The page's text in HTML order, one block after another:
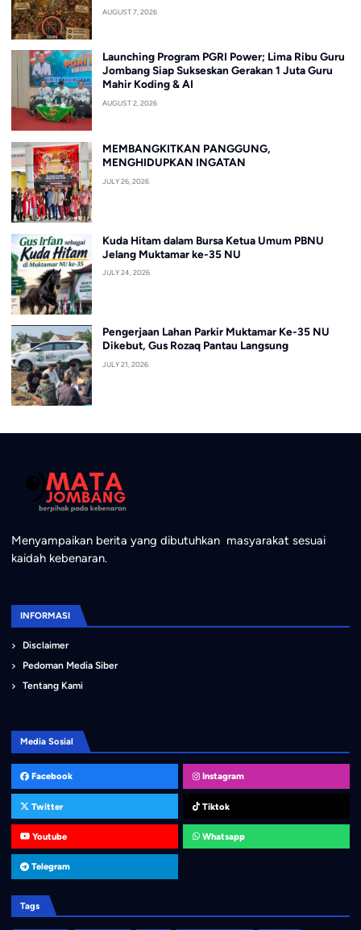
AUGUST 7, 2026
Launching Program PGRI Power; Lima Ribu Guru
Jombang Siap Sukseskan Gerakan 1 Juta Guru
Mahir Koding & AI
AUGUST 2, 2026
MEMBANGKITKAN PANGGUNG,
MENGHIDUPKAN INGATAN
JULY 26, 2026
Kuda Hitam dalam Bursa Ketua Umum PBNU
Jelang Muktamar ke-35 NU
JULY 24, 2026
Pengerjaan Lahan Parkir Muktamar Ke-35 NU
Dikebut, Gus Rozaq Pantau Langsung
JULY 21, 2026
Menyampaikan berita yang dibutuhkan masyarakat sesuai
kaidah kebenaran.
INFORMASI
Disclaimer
Pedoman Media Siber
Tentang Kami
Media Sosial
Facebook Instagram
Twitter Tiktok
Youtube Whatsapp
Telegram
Tags